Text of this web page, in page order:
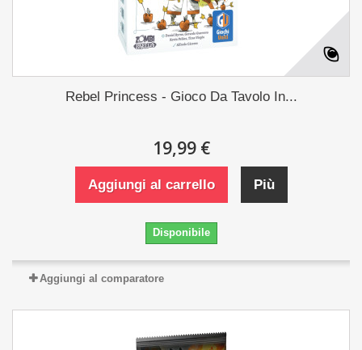
Rebel Princess - Gioco Da Tavolo In...
19,99 €
Aggiungi al carrello Più
Disponibile
Aggiungi al comparatore